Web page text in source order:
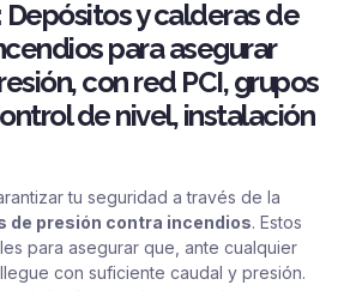
Depósitos y calderas de
para asegurar
con red PCI, grupos
de nivel, instalación
tu seguridad a través de la
de presión contra incendios. Estos
para asegurar que, ante cualquier
con suficiente caudal y presión.